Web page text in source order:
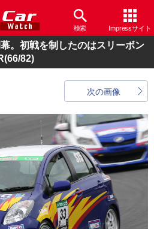
検索 Impressサイト
。初戦を制したのはスリーボン
(66/82)
次の画像